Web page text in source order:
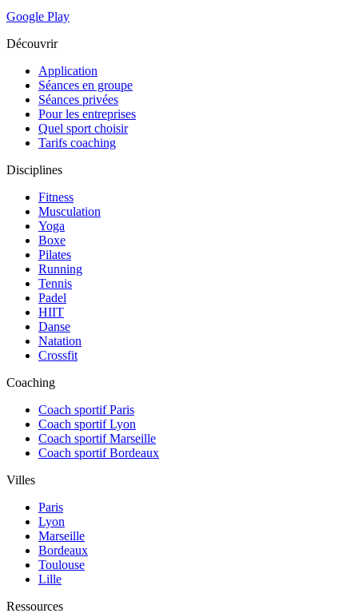
Google Play
Découvrir
Application
Séances en groupe
Séances privées
Pour les entreprises
Quel sport choisir
Tarifs coaching
Disciplines
Fitness
Musculation
Yoga
Boxe
Pilates
Running
Tennis
Padel
HIIT
Danse
Natation
Crossfit
Coaching
Coach sportif Paris
Coach sportif Lyon
Coach sportif Marseille
Coach sportif Bordeaux
Villes
Paris
Lyon
Marseille
Bordeaux
Toulouse
Lille
Ressources